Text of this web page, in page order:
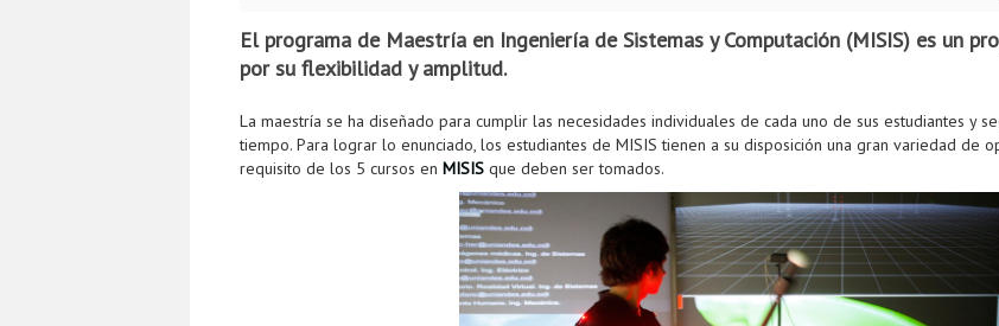
El programa de Maestría en Ingeniería de Sistemas y Computación (MISIS) es un
por su flexibilidad y amplitud.
La maestría se ha diseñado para cumplir las necesidades individuales de cada uno de sus estudiantes y
tiempo. Para lograr lo enunciado, los estudiantes de MISIS tienen a su disposición una gran variedad de
requisito de los 5 cursos en MISIS que deben ser tomados.